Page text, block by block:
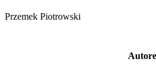
Przemek Piotrowski